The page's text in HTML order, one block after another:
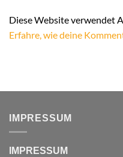
Diese Website verwendet
Erfahre, wie deine
IMPRESSUM
IMPRESSUM